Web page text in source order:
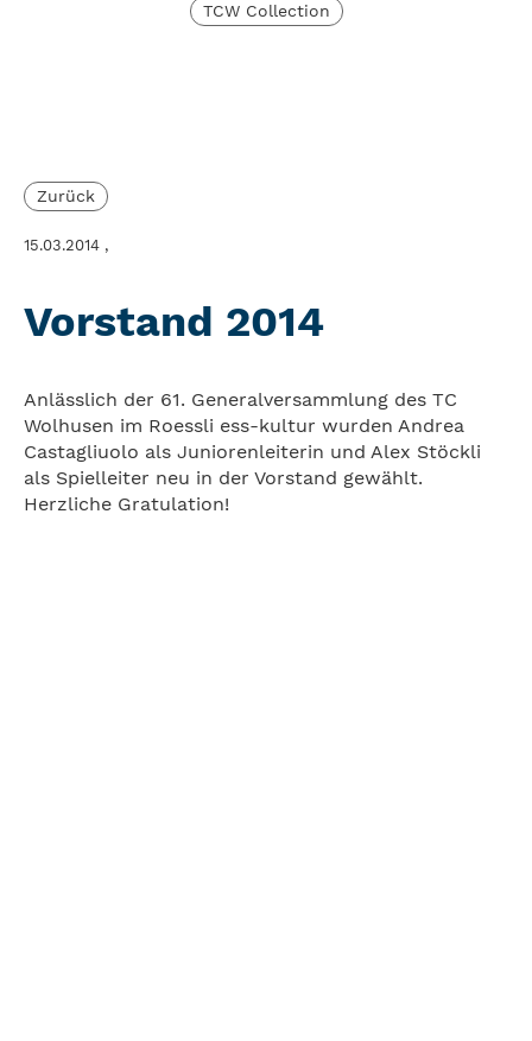
TCW Collection
Zurück
15.03.2014 ,
Vorstand 2014
Anlässlich der 61. Generalversammlung des TC
Wolhusen im Roessli ess-kultur wurden Andrea
Castagliuolo als Juniorenleiterin und Alex Stöckli
als Spielleiter neu in der Vorstand gewählt.
Herzliche Gratulation!